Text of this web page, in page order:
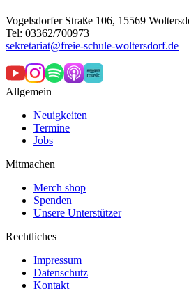
Vogelsdorfer Straße 106, 15569
Tel: 03362/700973
sekretariat@freie-schule-woltersdorf.de
Allgemein
Neuigkeiten
Termine
Jobs
Mitmachen
Merch shop
Spenden
Unsere Unterstützer
Rechtliches
Impressum
Datenschutz
Kontakt